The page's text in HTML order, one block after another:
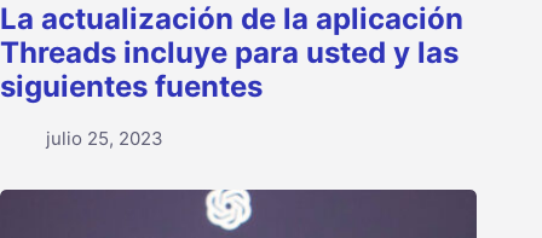
La actualización de la aplicación
Threads incluye para usted y las
siguientes fuentes
julio 25, 2023